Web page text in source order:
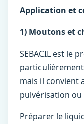
Application et
1) Moutons et
SEBACIL est le
mais il convient
pulvérisation ou
Préparer le